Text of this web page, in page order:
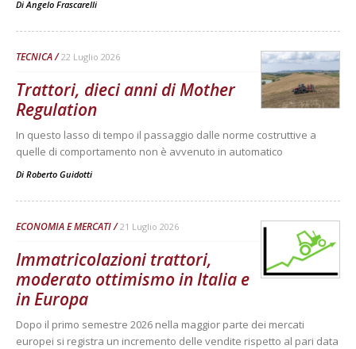
Di Angelo Frascarelli
TECNICA 22 Luglio 2026
Trattori, dieci anni di Mother
Regulation
In questo lasso di tempo il passaggio dalle norme costruttive a
quelle di comportamento non è avvenuto in automatico
Di Roberto Guidotti
ECONOMIA E MERCATI 21 Luglio 2026
Immatricolazioni trattori,
moderato ottimismo in Italia e
in Europa
Dopo il primo semestre 2026 nella maggior parte dei mercati
europei si registra un incremento delle vendite rispetto al pari data